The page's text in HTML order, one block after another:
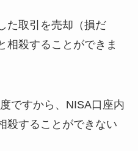
た取引を売却（損だ
相殺することができま
ですから、NISA口座内
殺することができない